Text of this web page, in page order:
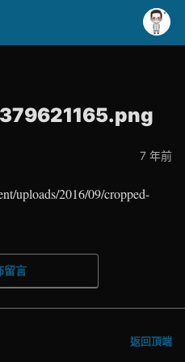
7 年前
uploads/2016/09/cropped-
留言
返回頂端